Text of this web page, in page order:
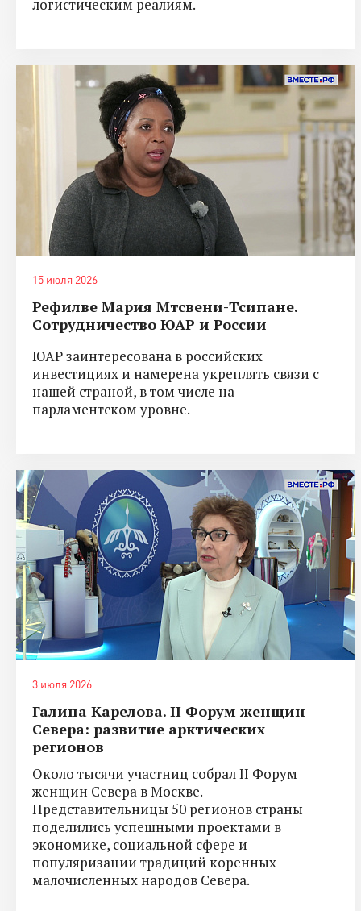
логистическим реалиям.
15 июля 2026
Рефилве Мария Мтсвени-Тсипане.
Сотрудничество ЮАР и России
ЮАР заинтересована в российских
инвестициях и намерена укреплять связи с
нашей страной, в том числе на
парламентском уровне.
3 июля 2026
Галина Карелова. II Форум женщин
Севера: развитие арктических
регионов
Около тысячи участниц собрал II Форум
женщин Севера в Москве.
Представительницы 50 регионов страны
поделились успешными проектами в
экономике, социальной сфере и
популяризации традиций коренных
малочисленных народов Севера.